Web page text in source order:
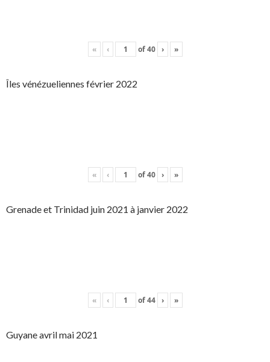
« ‹ of40 › »
Îles vénézueliennes février 2022
« ‹ of40 › »
Grenade et Trinidad juin 2021 à janvier 2022
« ‹ of44 › »
Guyane avril mai 2021